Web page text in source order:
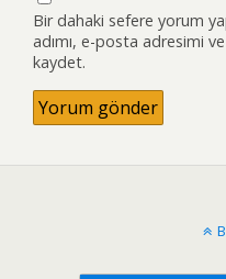
Bir dahaki sefere yorum
adımı, e-posta adresimi
kaydet.